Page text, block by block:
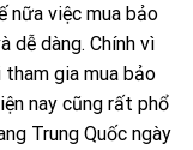
nữa việc mua bảo
dễ dàng. Chính vì
tham gia mua bảo
nay cũng rất phổ
Trung Quốc ngày